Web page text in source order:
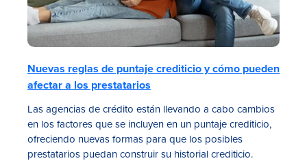
Nuevas reglas de puntaje crediticio y cómo pueden
afectar a los prestatarios
Las agencias de crédito están llevando a cabo cambios
en los factores que se incluyen en un puntaje crediticio,
ofreciendo nuevas formas para que los posibles
prestatarios puedan construir su historial crediticio.